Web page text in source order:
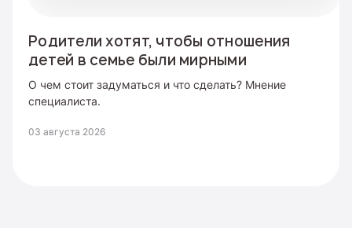
Родители хотят, чтобы отношения
детей в семье были мирными
О чем стоит задуматься и что сделать? Мнение
специалиста.
03 августа 2026